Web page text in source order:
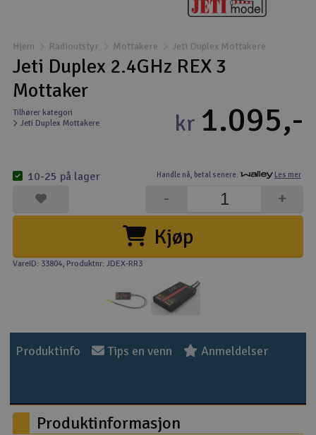
Droner
Droner for FPV
Fly
Helikopter
Kamerautstyr
Modellbygging, LEGO & byggesett
Modelljernbane
Motor & tilbehør
Outlet
Raketter
Hjem Radioutstyr Mottakere Jeti Duplex Mottakere
Jeti Duplex 2.4GHz REX 3
Mottaker
Tilhører kategori
Jeti Duplex Mottakere
Handle nå, betal senere. Les mer
kr 1.095,-
Kjøp
+
-
10-25 på lager
VareID: 33804, Produktnr: JDEX-RR3
Produktinfo Tips en venn Anmeldelser
Produktinformasjon